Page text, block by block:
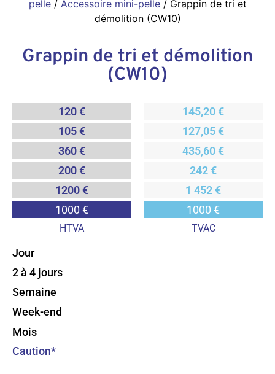
pelle/ Accessoire mini-pelle/ Grappin de tri et
démolition (CW10)
Grappin de tri et démolition
(CW10)
120 €
105 €
360 €
200 €
1200 €
1000 €
HTVA
145,20 €
127,05 €
435,60 €
242 €
1 452 €
1000 €
TVAC
Jour
2 à 4 jours
Semaine
Week-end
Mois
Caution*